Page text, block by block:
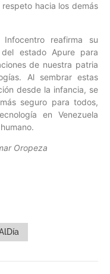
hacia los demás
reafirma su
estado Apure para
de nuestra patria
Al sembrar estas
desde la infancia, se
seguro para todos,
en Venezuela
Oropeza